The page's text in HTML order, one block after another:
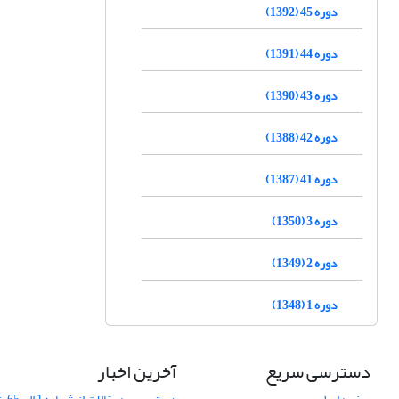
دوره 45 (1392)
دوره 44 (1391)
دوره 43 (1390)
دوره 42 (1388)
دوره 41 (1387)
دوره 3 (1350)
دوره 2 (1349)
دوره 1 (1348)
دسترسی سریع آخرین اخبار